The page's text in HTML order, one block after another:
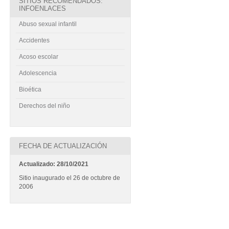
INFOENLACES
Abuso sexual infantil
Accidentes
Acoso escolar
Adolescencia
Bioética
Derechos del niño
FECHA DE ACTUALIZACIÓN
Actualizado: 28/10/2021
Sitio inaugurado el 26 de octubre de
2006